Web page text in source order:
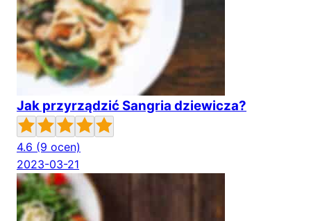
Jak przyrządzić Sangria dziewicza?
4.6 (9 ocen)
2023-03-21